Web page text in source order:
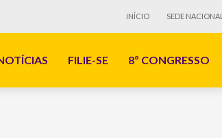
INÍCIO SEDE NACIONAL
FILIE-SE 8º CONGRESSO